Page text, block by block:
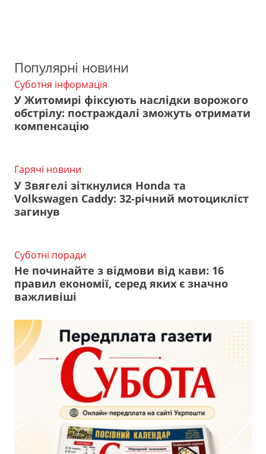
Популярні новини
Суботня інформація
У Житомирі фіксують наслідки ворожого
обстрілу: постраждалі зможуть отримати
компенсацію
Гарячі новини
У Звягелі зіткнулися Honda та
Volkswagen Caddy: 32-річний мотоцикліст
загинув
Суботні поради
Не починайте з відмови від кави: 16
правил економії, серед яких є значно
важливіші